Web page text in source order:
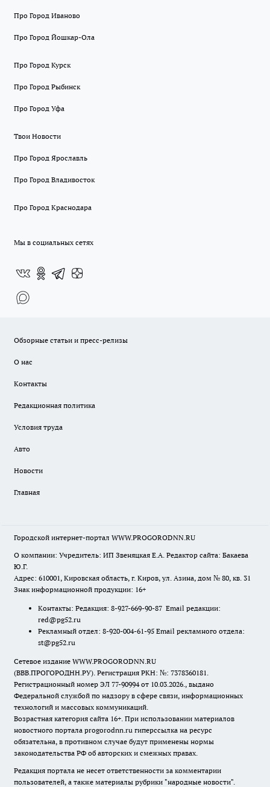
Про Город Иваново
Про Город Йошкар-Ола
Про Город Курск
Про Город Рыбинск
Про Город Уфа
Твои Новости
Про Город Ярославль
Про Город Владивосток
Про Город Краснодара
Мы в социальных сетях
Обзорные статьи и пресс-релизы
О нас
Контакты
Редакционная политика
Условия труда
Авто
Новости
Главная
Городской интернет-портал WWW.PROGORODNN.RU
О компании: Учредитель: ИП Звеняцкая Е.А. Редактор сайта: Бакаева
Ю.Г.
Адрес: 610001, Кировская область, г. Киров, ул. Азина, дом № 80, кв. 31
Знак информационной продукции: 16+
Контакты: Редакция: 8-927-669-90-87 Email редакции:
red@pg52.ru
Рекламный отдел: 8-920-004-61-95 Email рекламного отдела:
st@pg52.ru
Сетевое издание WWW.PROGORODNN.RU
(ВВВ.ПРОГОРОДНН.РУ). Регистрация РКН: №: 7378360181.
Регистрационный номер ЭЛ 77-90994 от 10.03.2026., выдано
Федеральной службой по надзору в сфере связи, информационных
технологий и массовых коммуникаций.
Возрастная категория сайта 16+. При использовании материалов
новостного портала progorodnn.ru гиперссылка на ресурс
обязательна, в противном случае будут применены нормы
законодательства РФ об авторских и смежных правах.
Редакция портала не несет ответственности за комментарии
пользователей, а также материалы рубрики "народные новости".